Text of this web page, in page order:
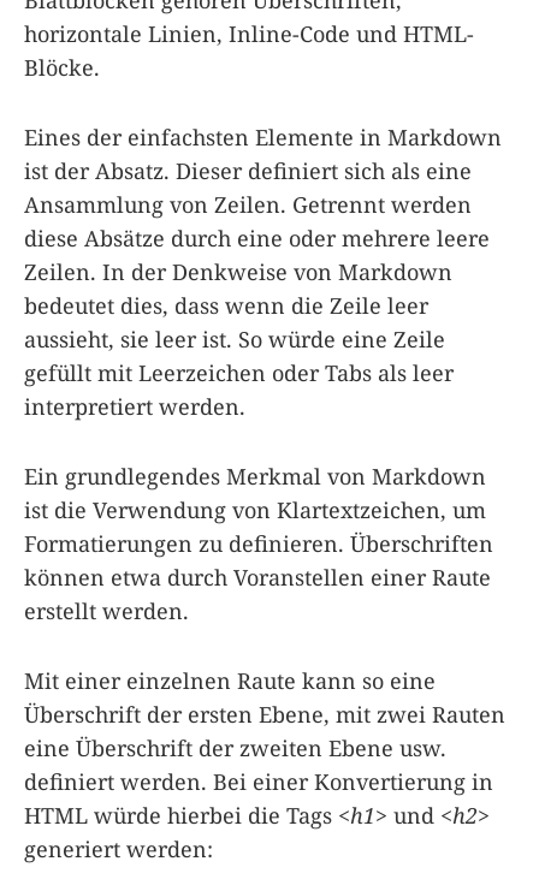
horizontale Linien, Inline-Code und HTML-
Blöcke.
Eines der einfachsten Elemente in Markdown
ist der Absatz. Dieser definiert sich als eine
Ansammlung von Zeilen. Getrennt werden
diese Absätze durch eine oder mehrere leere
Zeilen. In der Denkweise von Markdown
bedeutet dies, dass wenn die Zeile leer
aussieht, sie leer ist. So würde eine Zeile
gefüllt mit Leerzeichen oder Tabs als leer
interpretiert werden.
Ein grundlegendes Merkmal von Markdown
ist die Verwendung von Klartextzeichen, um
Formatierungen zu definieren. Überschriften
können etwa durch Voranstellen einer Raute
erstellt werden.
Mit einer einzelnen Raute kann so eine
Überschrift der ersten Ebene, mit zwei Rauten
eine Überschrift der zweiten Ebene usw.
definiert werden. Bei einer Konvertierung in
HTML würde hierbei die Tags <h1> und <h2>
generiert werden: